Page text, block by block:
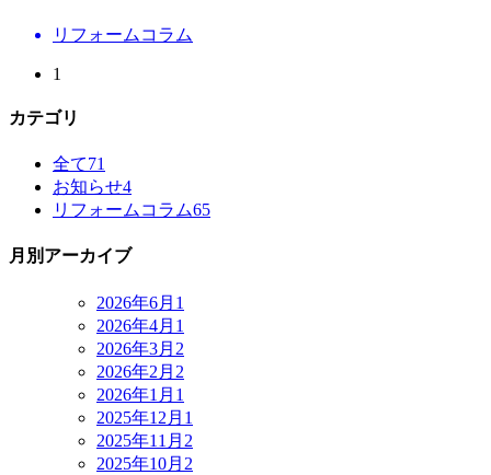
リフォームコラム
1
カテゴリ
全て71
お知らせ4
リフォームコラム65
月別アーカイブ
2026年6月 1
2026年4月 1
2026年3月 2
2026年2月 2
2026年1月 1
2025年12月 1
2025年11月 2
2025年10月 2